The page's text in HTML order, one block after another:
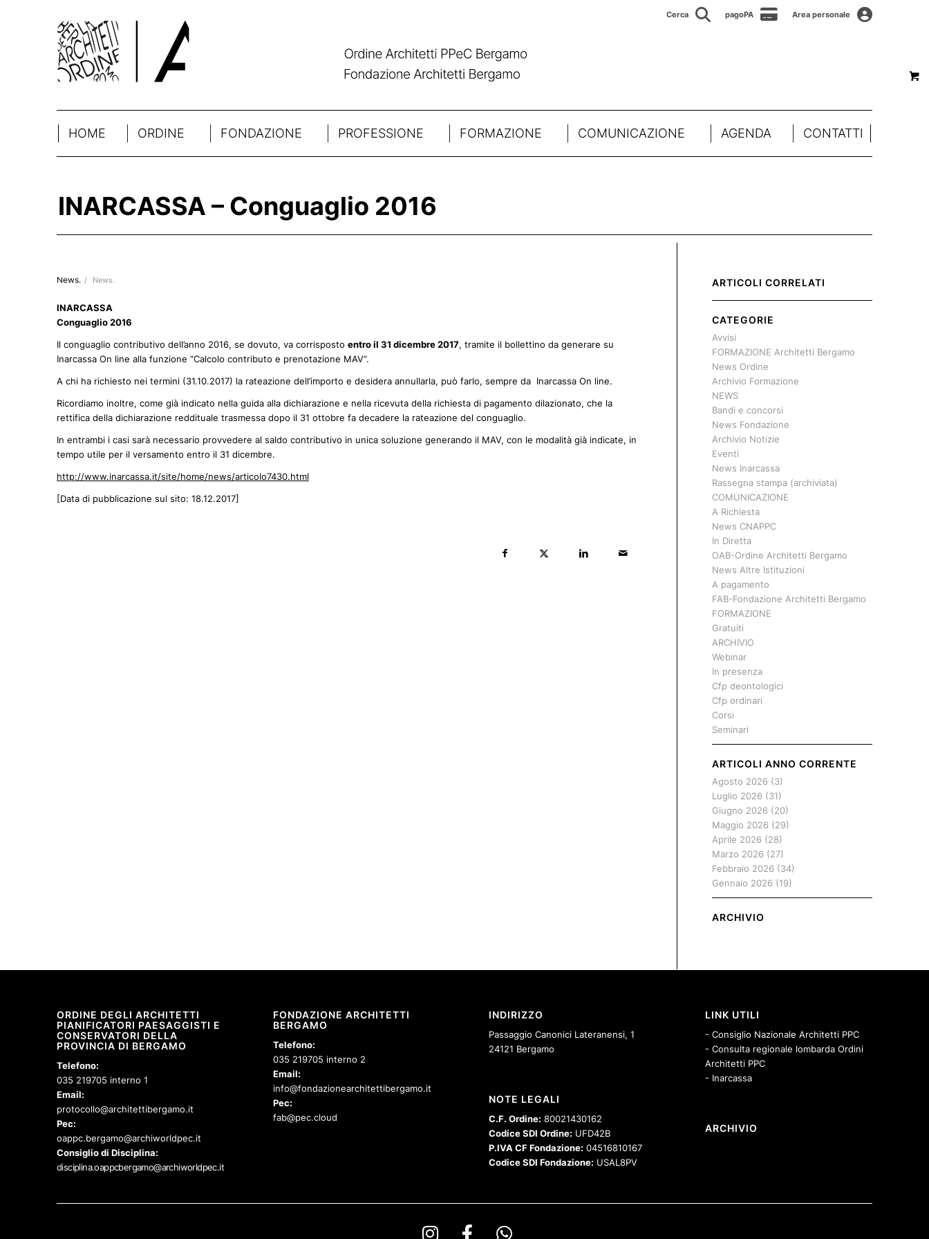
Cerca pagoPA Area personale
HOME ORDINE FONDAZIONE PROFESSIONE FORMAZIONE COMUNICAZIONE AGENDA CONTATTI
INARCASSA – Conguaglio 2016
News. / News.
INARCASSA
Conguaglio 2016
Il conguaglio contributivo dell’anno 2016, se dovuto, va corrisposto entro il 31 dicembre 2017, tramite il bollettino da generare su
Inarcassa On line alla funzione “Calcolo contributo e prenotazione MAV”.
A chi ha richiesto nei termini (31.10.2017) la rateazione dell’importo e desidera annullarla, può farlo, sempre da Inarcassa On line.
Ricordiamo inoltre, come già indicato nella guida alla dichiarazione e nella ricevuta della richiesta di pagamento dilazionato, che la
rettifica della dichiarazione reddituale trasmessa dopo il 31 ottobre fa decadere la rateazione del conguaglio.
In entrambi i casi sarà necessario provvedere al saldo contributivo in unica soluzione generando il MAV, con le modalità già indicate, in
tempo utile per il versamento entro il 31 dicembre.
http://www.inarcassa.it/site/home/news/articolo7430.html
[Data di pubblicazione sul sito: 18.12.2017]
ARTICOLI CORRELATI
CATEGORIE
Avvisi
FORMAZIONE Architetti Bergamo
News Ordine
Archivio Formazione
NEWS
Bandi e concorsi
News Fondazione
Archivio Notizie
Eventi
News Inarcassa
Rassegna stampa (archiviata)
COMUNICAZIONE
A Richiesta
News CNAPPC
In Diretta
OAB-Ordine Architetti Bergamo
News Altre Istituzioni
A pagamento
FAB-Fondazione Architetti Bergamo
FORMAZIONE
Gratuiti
ARCHIVIO
Webinar
In presenza
Cfp deontologici
Cfp ordinari
Corsi
Seminari
ARTICOLI ANNO CORRENTE
Agosto 2026(3)
Luglio 2026(31)
Giugno 2026(20)
Maggio 2026(29)
Aprile 2026(28)
Marzo 2026(27)
Febbraio 2026(34)
Gennaio 2026(19)
ARCHIVIO
ORDINE DEGLI ARCHITETTI
PIANIFICATORI PAESAGGISTI E
CONSERVATORI DELLA
PROVINCIA DI BERGAMO
Telefono:
035 219705 interno 1
Email:
protocollo@architettibergamo.it
Pec:
oappc.bergamo@archiworldpec.it
Consiglio di Disciplina:
disciplina.oappcbergamo@archiworldpec.it
FONDAZIONE ARCHITETTI
BERGAMO
Telefono:
035 219705 interno 2
Email:
info@fondazionearchitettibergamo.it
Pec:
fab@pec.cloud
INDIRIZZO
Passaggio Canonici Lateranensi, 1
24121 Bergamo
NOTE LEGALI
C.F. Ordine: 80021430162
Codice SDI Ordine: UFD42B
P.IVA CF Fondazione: 04516810167
Codice SDI Fondazione: USAL8PV
LINK UTILI
- Consiglio Nazionale Architetti PPC
- Consulta regionale lombarda Ordini
Architetti PPC
- Inarcassa
ARCHIVIO